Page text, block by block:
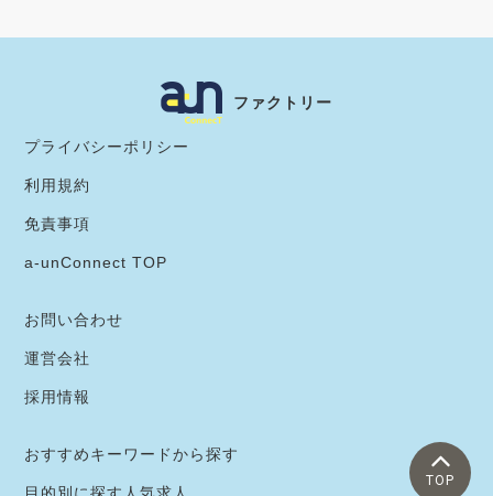
TOP
ファクトリー
プライバシーポリシー
利用規約
免責事項
a-unConnect TOP
お問い合わせ
運営会社
採用情報
おすすめキーワードから探す
目的別に探す人気求人